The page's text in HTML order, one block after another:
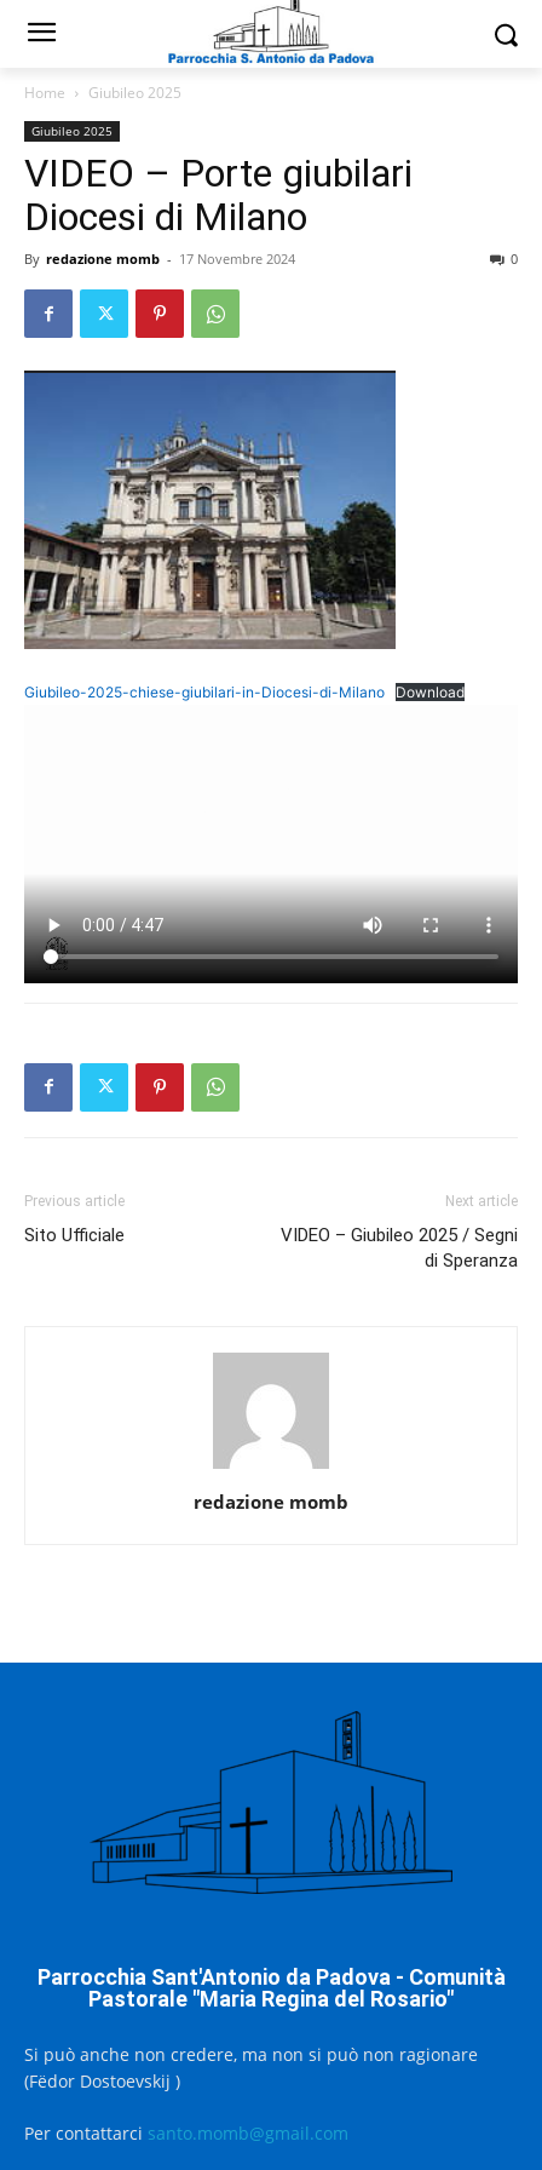
Home Giubileo 2025
Giubileo 2025
VIDEO – Porte giubilari
Diocesi di Milano
By redazione momb - 17 Novembre 2024 0
Giubileo-2025-chiese-giubilari-in-Diocesi-di-Milano Download
Previous article
Sito Ufficiale
Next article
VIDEO – Giubileo 2025 / Segni
di Speranza
redazione momb
Parrocchia Sant'Antonio da Padova - Comunità
Pastorale "Maria Regina del Rosario"
Si può anche non credere, ma non si può non ragionare
(Fëdor Dostoevskij )
Per contattarci santo.momb@gmail.com